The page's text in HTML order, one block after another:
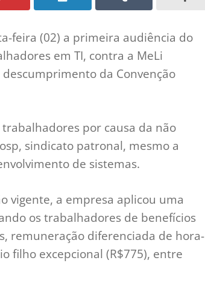
feira (02) a primeira audiência do
em TI, contra a MeLi
da Convenção
por causa da não
sindicato patronal, mesmo a
de sistemas.
vigente, a empresa aplicou uma
os trabalhadores de benefícios
remuneração diferenciada de hora-
filho excepcional (R$775), entre